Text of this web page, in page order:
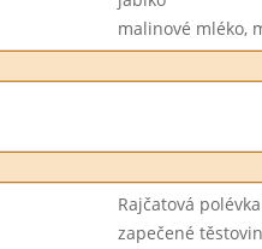
malinové mléko,
Rajčatová
zapečené